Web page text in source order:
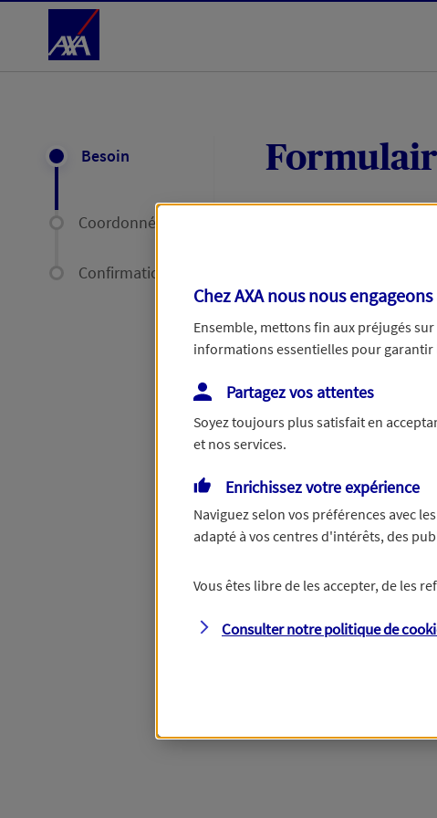
Accéder au Contenu
Besoin
Coordonnées
Confirmation
Votre message :
Vous disposez de droits sur
Chez AXA nous nous
Ensemble, mettons fin aux préjugés
informations essentielles pour garantir
Partagez vos attentes
Soyez toujours plus satisfait en
et nos services.
Enrichissez votre expérience
Naviguez selon vos préférences avec les
adapté à vos centres d'intérêts, des
Vous êtes libre de les accepter, de les
Consulter notre politique de